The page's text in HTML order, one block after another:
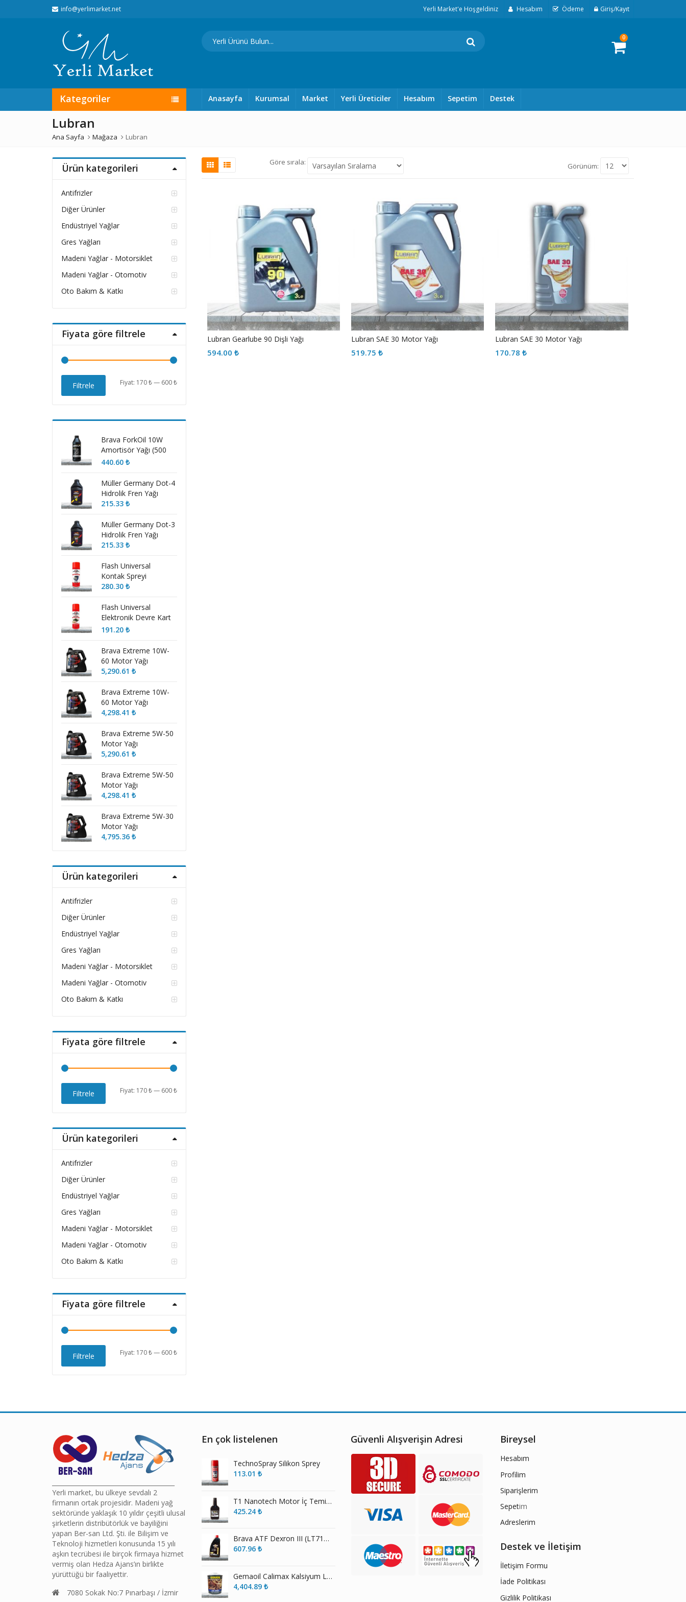
info@yerlimarket.net Yerli Market'e Hoşgeldiniz Hesabım Ödeme Giriş/Kayıt
0
Kategoriler Anasayfa Kurumsal Market Yerli Üreticiler Hesabım Sepetim Destek
Lubran
Ana Sayfa Mağaza Lubran
Göre sırala: Görünüm:
Lubran Gearlube 90 Dişli Yağı
594.00 ₺
Lubran SAE 30 Motor Yağı
519.75 ₺
Lubran SAE 30 Motor Yağı
170.78₺
Ürün kategorileri
Antifrizler
Diğer Ürünler
Endüstriyel Yağlar
Gres Yağları
Madeni Yağlar - Motorsiklet
Madeni Yağlar - Otomotiv
Oto Bakım & Katkı
Fiyata göre filtrele
En
En
Filtrele Fiyat: 170 ₺— 600 ₺
Brava ForkOil 10W
Amortisör Yağı (500
ml)
440.60 ₺
Müller Germany Dot-4
Hidrolik Fren Yağı
215.33 ₺
Müller Germany Dot-3
Hidrolik Fren Yağı
215.33 ₺
Flash Universal
Kontak Spreyi
280.30 ₺
Flash Universal
Elektronik Devre Kart
Temizleyici Sprey
191.20 ₺
Brava Extreme 10W-
60 Motor Yağı
5,290.61 ₺
Brava Extreme 10W-
60 Motor Yağı
4,298.41 ₺
Brava Extreme 5W-50
Motor Yağı
5,290.61 ₺
Brava Extreme 5W-50
Motor Yağı
4,298.41 ₺
Brava Extreme 5W-30
Motor Yağı
4,795.36 ₺
Ürün kategorileri
Antifrizler
Diğer Ürünler
Endüstriyel Yağlar
Gres Yağları
Madeni Yağlar - Motorsiklet
Madeni Yağlar - Otomotiv
Oto Bakım & Katkı
Fiyata göre filtrele
En
En
Filtrele Fiyat: 170 ₺— 600 ₺
Ürün kategorileri
Antifrizler
Diğer Ürünler
Endüstriyel Yağlar
Gres Yağları
Madeni Yağlar - Motorsiklet
Madeni Yağlar - Otomotiv
Oto Bakım & Katkı
Fiyata göre filtrele
En
En
Filtrele Fiyat: 170 ₺— 600 ₺
Yerli market, bu ülkeye sevdalı 2
firmanın ortak projesidir. Madeni yağ
sektöründe yaklaşık 10 yıldır çeşitli ulusal
şirketlerin distribütörlük ve bayiliğini
yapan Ber-san Ltd. Şti. ile Bilişim ve
Teknoloji hizmetleri konusunda 15 yılı
aşkın tecrübesi ile birçok firmaya hizmet
vermiş olan Hedza Ajans’ın birlikte
yürüttüğü bir faaliyettir.
7080 Sokak No:7 Pınarbaşı / İzmir
En çok listelenen
TechnoSpray Silikon Sprey
113.01 ₺
T1 Nanotech Motor İç Temizleme Sıvısı
425.24 ₺
Brava ATF Dexron III (LT71141 Sarı) Şanzıman Yağı
607.96 ₺
Gemaoil Calimax Kalsiyum Lityum Sabunlu Beyaz Gres
4,404.89 ₺
Güvenli Alışverişin Adresi Bireysel
Hesabım
Profilim
Siparişlerim
Sepetim
Adreslerim
Destek ve İletişim
İletişim Formu
İade Politikası
Gizlilik Politikası